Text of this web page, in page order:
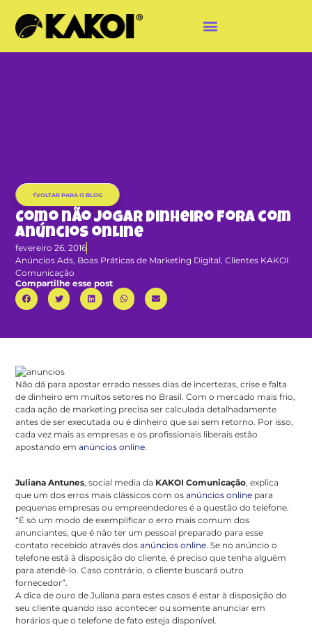
VOLTAR PARA O BLOG
Como não jogar dinheiro fora com
anúncios online
fevereiro 26, 2016
Anúncios Ads, Boas Práticas de Marketing Digital,Clientes KAKOI
Comunicação
Compartilhe esse post
Não dá para apostar errado nesses dias de incertezas, crise e falta
de dinheiro em muitos setores no Brasil. Com o mercado mais frio,
cada ação de marketing precisa ser calculada detalhadamente
antes de ser executada ou é dinheiro que sai sem retorno. Por isso,
cada vez mais as empresas e os profissionais liberais estão
apostando emanúncios online.
Juliana Antunes, social media da KAKOI Comunicação, explica
que um dos erros mais clássicos com osanúncios online para
pequenas empresas ou empreendedores é a questão do telefone.
“É só um modo de exemplificar o erro mais comum dos
anunciantes, que é não ter um pessoal preparado para esse
contato recebido através dosanúncios online. Se no anúncio o
telefone está à disposição do cliente, é preciso que tenha alguém
para atendê-lo. Caso contrário, o cliente buscará outro
fornecedor”.
A dica de ouro de Juliana para estes casos é estar à disposição do
seu cliente quando isso acontecer ou somente anunciar em
horários que o telefone de fato esteja disponível.